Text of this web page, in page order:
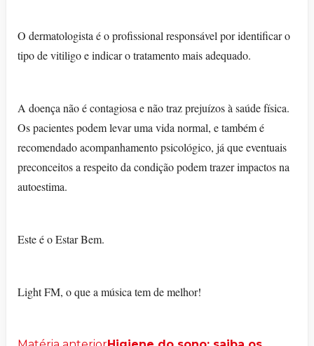
O dermatologista é o profissional responsável por identificar o
tipo de vitiligo e indicar o tratamento mais adequado.
A doença não é contagiosa e não traz prejuízos à saúde física.
Os pacientes podem levar uma vida normal, e também é
recomendado acompanhamento psicológico, já que eventuais
preconceitos a respeito da condição podem trazer impactos na
autoestima.
Este é o Estar Bem.
Light FM, o que a música tem de melhor!